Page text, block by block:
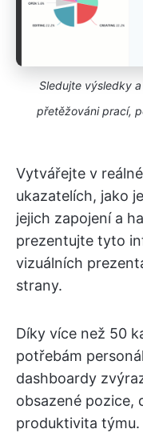
Sledujte výsledky
přetěžováni prací,
Vytvářejte v
ukazatelích, jako
jejich zapojení a
prezentujte tyto
vizuálních
strany.
Díky více než 50
potřebám
dashboardy
obsazené pozice,
produktivita týmu.